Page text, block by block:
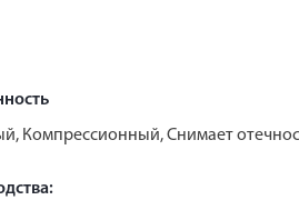
Компрессионный, Снимает